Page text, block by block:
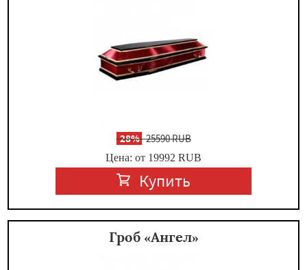
-28%25590 RUB
Цена: от 19992 RUB
Купить
Гроб «Ангел»